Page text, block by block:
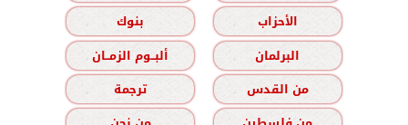
الأحزاب
بنوك
البرلمان
ألبــوم الزمــان
من القدس
ترجمة